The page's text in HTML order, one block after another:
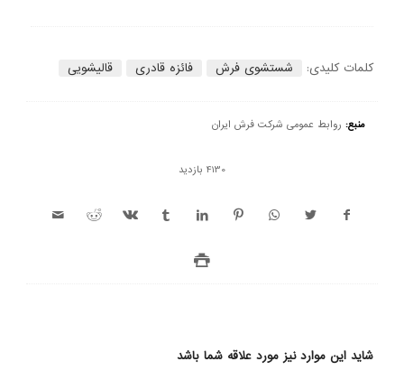
کلمات کلیدی: شستشوی فرش فائزه قادری قالیشویی
منبع: روابط عمومی شرکت فرش ایران
4130 بازدید
شاید این موارد نیز مورد علاقه شما باشد